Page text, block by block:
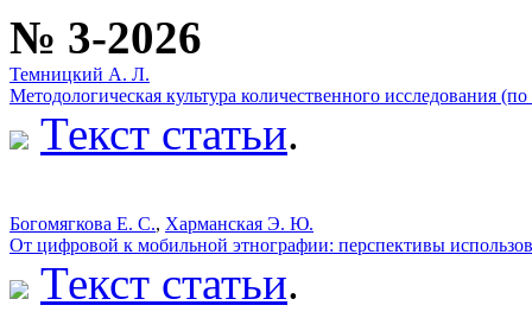
№ 3-2026
Темницкий А. Л.
Методологическая культура количественного исследования
Текст статьи.
Богомягкова Е. С., Харманская Э. Ю.
От цифровой к мобильной этнографии: перспективы
Текст статьи.